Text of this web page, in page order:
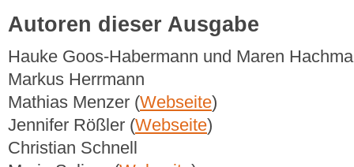
Autoren dieser Ausgabe
Hauke Goos-Habermann und Maren
Markus Herrmann
Mathias Menzer (Webseite)
Jennifer Rößler (Webseite)
Christian Schnell